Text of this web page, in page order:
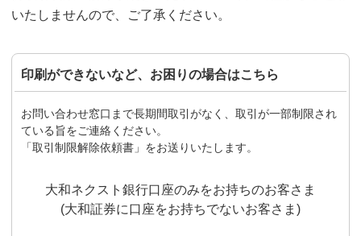
いたしませんので、ご了承ください。
印刷ができないなど、お困りの場合はこちら
お問い合わせ窓口まで長期間取引がなく、取引が一部制限され
ている旨をご連絡ください。
「取引制限解除依頼書」をお送りいたします。
大和ネクスト銀行口座のみをお持ちのお客さま
(大和証券に口座をお持ちでないお客さま)